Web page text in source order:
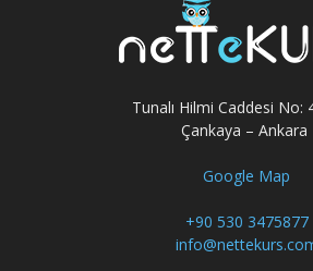
Tunalı Hilmi Caddesi No:
Çankaya – Ankara
Google Map
+90 530 3475877